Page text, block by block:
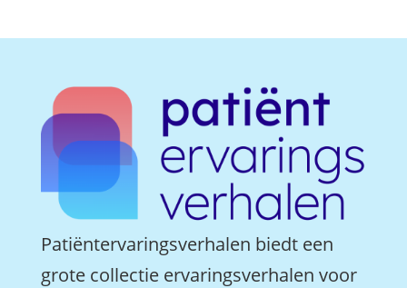
Patiëntervaringsverhalen biedt een
grote collectie ervaringsverhalen voor